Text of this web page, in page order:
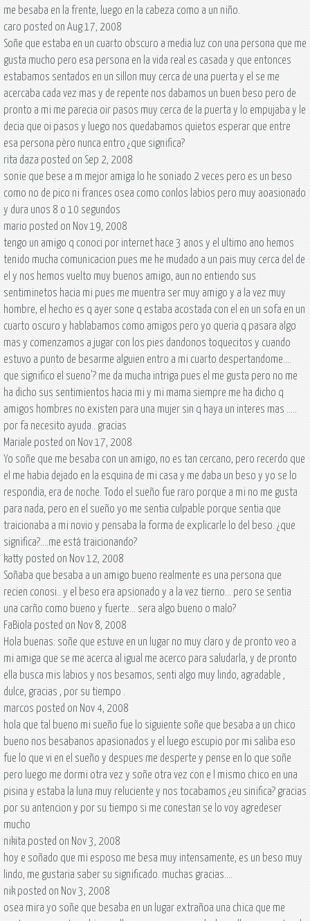
me besaba en la frente, luego en la cabeza como a un niño.
caro posted on Aug 17, 2008
Soñe que estaba en un cuarto obscuro a media luz con una persona que me
gusta mucho pero esa persona en la vida real es casada y que entonces
estabamos sentados en un sillon muy cerca de una puerta y el se me
acercaba cada vez mas y de repente nos dabamos un buen beso pero de
pronto a mi me parecia oir pasos muy cerca de la puerta y lo empujaba y le
decia que oi pasos y luego nos quedabamos quietos esperar que entre
esa persona pèro nunca entro ¿que significa?
rita daza posted on Sep 2, 2008
sonie que bese a m mejor amiga lo he soniado 2 veces pero es un beso
como no de pico ni frances osea como conlos labios pero muy aoasionado
y dura unos 8 o 10 segundos
mario posted on Nov 19, 2008
tengo un amigo q conoci por internet hace 3 anos y el ultimo ano hemos
tenido mucha comunicacion pues me he mudado a un pais muy cerca del de
el y nos hemos vuelto muy buenos amigo, aun no entiendo sus
sentiminetos hacia mi pues me muentra ser muy amigo y a la vez muy
hombre, el hecho es q ayer sone q estaba acostada con el en un sofa en un
cuarto oscuro y hablabamos como amigos pero yo queria q pasara algo
mas y comenzamos a jugar con los pies dandonos toquecitos y cuando
estuvo a punto de besarme alguien entro a mi cuarto despertandome....
que significo el sueno'? me da mucha intriga pues el me gusta pero no me
ha dicho sus sentimientos hacia mi y mi mama siempre me ha dicho q
amigos hombres no existen para una mujer sin q haya un interes mas .....
por fa necesito ayuda.. gracias
Mariale posted on Nov 17, 2008
Yo soñe que me besaba con un amigo, no es tan cercano, pero recerdo que
el me habia dejado en la esquina de mi casa y me daba un beso y yo se lo
respondia, era de noche. Todo el sueño fue raro porque a mi no me gusta
para nada, pero en el sueño yo me sentia culpable porque sentia que
traicionaba a mi novio y pensaba la forma de explicarle lo del beso. ¿que
significa?....me está traicionando?
katty posted on Nov 12, 2008
Soñaba que besaba a un amigo bueno realmente es una persona que
recien conosi.. y el beso era apsionado y a la vez tierno... pero se sentia
una carño como bueno y fuerte... sera algo bueno o malo?
FaBiola posted on Nov 8, 2008
Hola buenas: soñe que estuve en un lugar no muy claro y de pronto veo a
mi amiga que se me acerca al igual me acerco para saludarla, y de pronto
ella busca mis labios y nos besamos, senti algo muy lindo, agradable ,
dulce, gracias , por su tiempo .
marcos posted on Nov 4, 2008
hola que tal bueno mi sueño fue lo siguiente soñe que besaba a un chico
bueno nos besabanos apasionados y el luego escupio por mi saliba eso
fue lo que vi en el sueño y despues me desperte y pense en lo que soñe
pero luego me dormi otra vez y soñe otra vez con e l mismo chico en una
pisina y estaba la luna muy reluciente y nos tocabamos ¿eu sinifica? gracias
por su antencion y por su tiempo si me conestan se lo voy agredeser
mucho
nikita posted on Nov 3, 2008
hoy e soñado que mi esposo me besa muy intensamente, es un beso muy
lindo, me gustaria saber su significado. muchas gracias....
nik posted on Nov 3, 2008
osea mira yo soñe que besaba en un lugar extrañoa una chica que me